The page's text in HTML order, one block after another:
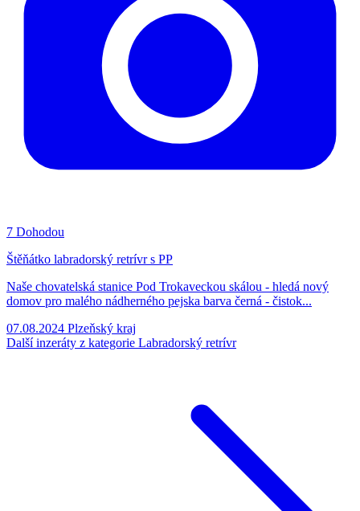
7 Dohodou
Štěňátko labradorský retrívr s PP
Naše chovatelská stanice Pod Trokaveckou skálou - hledá nový
domov pro malého nádherného pejska barva černá - čistok...
07.08.2024 Plzeňský kraj
Další inzeráty z kategorie Labradorský retrívr